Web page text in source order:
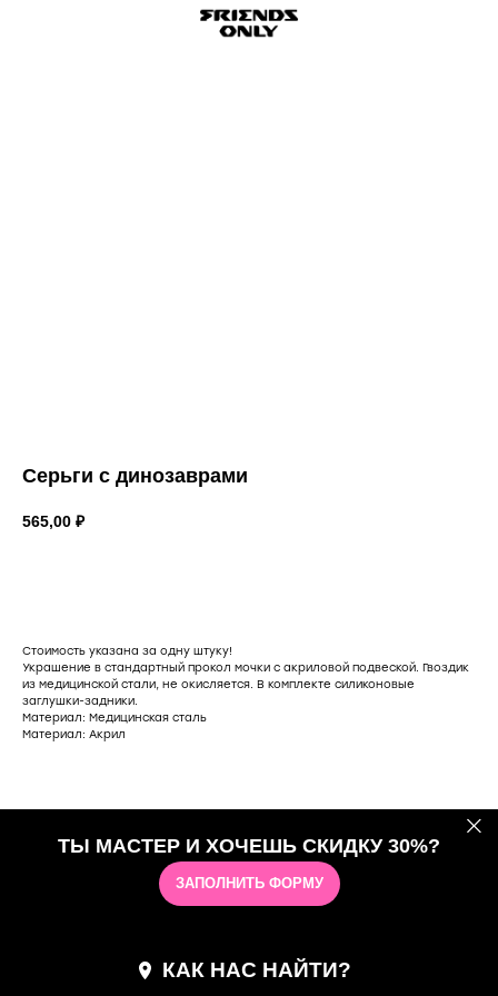
Серьги с динозаврами
565,00 ₽
Стоимость указана за одну штуку!
Украшение в стандартный прокол мочки с акриловой подвеской. Гвоздик
из медицинской стали, не окисляется. В комплекте силиконовые
заглушки-задники.
Материал: Медицинская сталь
Материал: Акрил
ТЫ МАСТЕР И ХОЧЕШЬ СКИДКУ 30%?
ЗАПОЛНИТЬ ФОРМУ
КАК НАС НАЙТИ?